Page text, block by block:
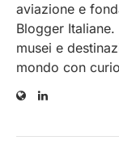
aviazione e
Blogger
musei e
mondo con